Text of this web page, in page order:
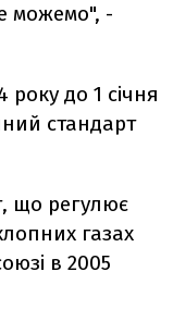
можемо", -
року до 1 січня
стандарт
що регулює
газах
в 2005